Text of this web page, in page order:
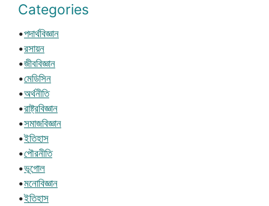
Categories
•পদার্থবিজ্ঞান
•রসায়ন
•জীববিজ্ঞান
•মেডিসিন
•অর্থনীতি
•রাষ্ট্রবিজ্ঞান
•সমাজবিজ্ঞান
•ইতিহাস
•পৌরনীতি
•ভূগোল
•মনোবিজ্ঞান
•ইতিহাস